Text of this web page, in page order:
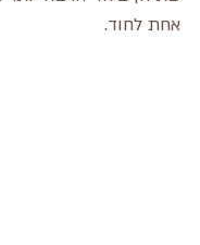
אחת לחוד.